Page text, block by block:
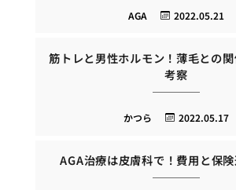
2022.05.21
AGA
筋トレと男性ホルモン！薄毛との
考察
2022.05.17
かつら
AGA治療は皮膚科で！費用と保